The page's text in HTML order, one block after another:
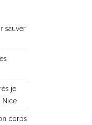
sauver
je
Nice
corps